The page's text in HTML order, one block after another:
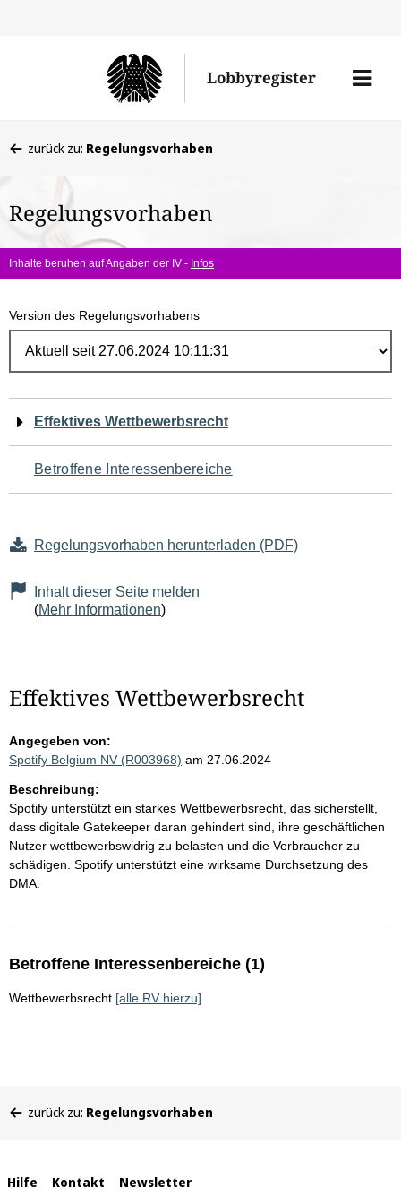
Lobbyregister
Menü
befinden
hier:
zurück zu: Regelungsvorhaben
Regelungsvorhaben
Inhalte beruhen auf Angaben der IV - Infos
Version des Regelungsvorhabens
Navigation
für
den
Seiteninhalt
Effektives Wettbewerbsrecht
Betroffene Interessenbereiche
Regelungsvorhaben herunterladen (PDF)
Inhalt dieser Seite melden
(Mehr Informationen)
Effektives Wettbewerbsrecht
Angegeben von:
Spotify Belgium NV (R003968) am 27.06.2024
Beschreibung:
Spotify unterstützt ein starkes Wettbewerbsrecht, das sicherstellt,
dass digitale Gatekeeper daran gehindert sind, ihre geschäftlichen
Nutzer wettbewerbswidrig zu belasten und die Verbraucher zu
schädigen. Spotify unterstützt eine wirksame Durchsetzung des
DMA.
Betroffene Interessenbereiche (1)
Wettbewerbsrecht [alle RV hierzu]
befinden
zurück zu: Regelungsvorhaben
Interne
Hilfe Kontakt Newsletter